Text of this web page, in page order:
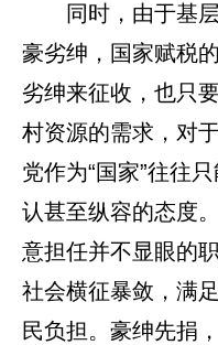
同时，由于基
豪劣绅，国家赋税
劣绅来征收，也只
村资源的需求，对
党作为“国家”往往
认甚至纵容的态度
意担任并不显眼的
社会横征暴敛，满
民负担。豪绅先捐